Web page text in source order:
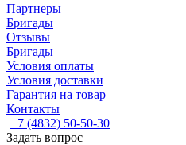
Партнеры
Бригады
Отзывы
Бригады
Условия оплаты
Условия доставки
Гарантия на товар
Контакты
+7 (4832) 50-50-30
Задать вопрос